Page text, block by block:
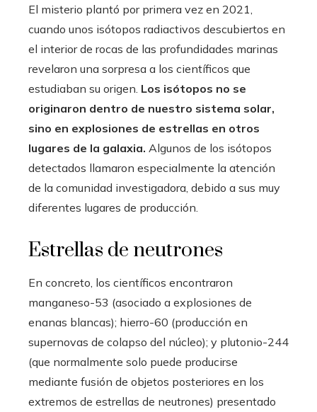
El misterio plantó por primera vez en 2021,
cuando unos isótopos radiactivos descubiertos en
el interior de rocas de las profundidades marinas
revelaron una sorpresa a los científicos que
estudiaban su origen. Los isótopos no se
originaron dentro de nuestro sistema solar,
sino en explosiones de estrellas en otros
lugares de la galaxia. Algunos de los isótopos
detectados llamaron especialmente la atención
de la comunidad investigadora, debido a sus muy
diferentes lugares de producción.
Estrellas de neutrones
En concreto, los científicos encontraron
manganeso-53 (asociado a explosiones de
enanas blancas); hierro-60 (producción en
supernovas de colapso del núcleo); y plutonio-244
(que normalmente solo puede producirse
mediante fusión de objetos posteriores en los
extremos de estrellas de neutrones) presentado